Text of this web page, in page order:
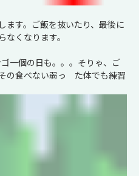
す。ご飯を抜いたり、最後に
くなります。
一個の日も。。。そりゃ、ご
の食べない弱っ た体でも練習